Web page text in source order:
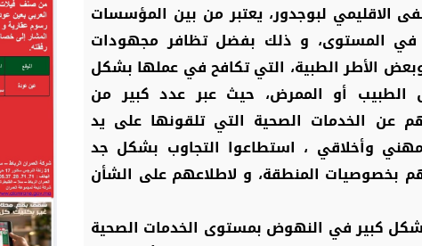
الاقليمي لبوجدور، يعتبر من بين المؤسسات
في المستوى، و ذلك بفضل تظافر مجهودات
الأطر الطبية، التي تكافح في عملها بشكل
الطبيب أو الممرض، حيث عبر عدد كبير من
عن الخدمات الصحية التي تلقونها على يد
وأخلاقي ، استطاعوا التجاوب بشكل جد
بخصوصيات المنطقة، و لاطلاعهم على الشأن
كبير في النهوض بمستوى الخدمات الصحية